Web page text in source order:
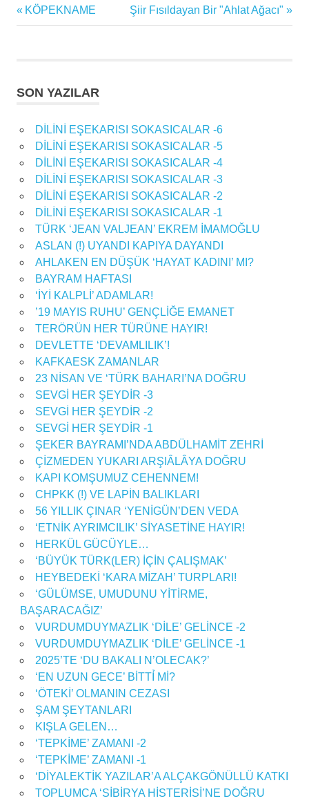
Yazı
Previous
Post:
KÖPEKNAME
Next
Post:
Şiir Fısıldayan Bir "Ahlat Ağacı"
SON YAZILAR
DİLİNİ EŞEKARISI SOKASICALAR -6
DİLİNİ EŞEKARISI SOKASICALAR -5
DİLİNİ EŞEKARISI SOKASICALAR -4
DİLİNİ EŞEKARISI SOKASICALAR -3
DİLİNİ EŞEKARISI SOKASICALAR -2
DİLİNİ EŞEKARISI SOKASICALAR -1
TÜRK ‘JEAN VALJEAN’ EKREM İMAMOĞLU
ASLAN (!) UYANDI KAPIYA DAYANDI
AHLAKEN EN DÜŞÜK ‘HAYAT KADINI’ MI?
BAYRAM HAFTASI
‘İYİ KALPLİ’ ADAMLAR!
’19 MAYIS RUHU’ GENÇLİĞE EMANET
TERÖRÜN HER TÜRÜNE HAYIR!
DEVLETTE ‘DEVAMLILIK’!
KAFKAESK ZAMANLAR
23 NİSAN VE ‘TÜRK BAHARI’NA DOĞRU
SEVGİ HER ŞEYDİR -3
SEVGİ HER ŞEYDİR -2
SEVGİ HER ŞEYDİR -1
ŞEKER BAYRAMI’NDA ABDÜLHAMİT ZEHRİ
ÇİZMEDEN YUKARI ARŞIÂLÂYA DOĞRU
KAPI KOMŞUMUZ CEHENNEM!
CHPKK (!) VE LAPİN BALIKLARI
56 YILLIK ÇINAR ‘YENİGÜN’DEN VEDA
‘ETNİK AYRIMCILIK’ SİYASETİNE HAYIR!
HERKÜL GÜCÜYLE…
‘BÜYÜK TÜRK(LER) İÇİN ÇALIŞMAK’
HEYBEDEKİ ‘KARA MİZAH’ TURPLARI!
‘GÜLÜMSE, UMUDUNU YİTİRME,
BAŞARACAĞIZ’
VURDUMDUYMAZLIK ‘DİLE’ GELİNCE -2
VURDUMDUYMAZLIK ‘DİLE’ GELİNCE -1
2025’TE ‘DU BAKALI N’OLECAK?’
‘EN UZUN GECE’ BİTTỈ Mİ?
‘ÖTEKİ’ OLMANIN CEZASI
ŞAM ŞEYTANLARI
KIŞLA GELEN…
‘TEPKİME’ ZAMANI -2
‘TEPKİME’ ZAMANI -1
‘DİYALEKTİK YAZILAR’A ALÇAKGÖNÜLLÜ KATKI
TOPLUMCA ‘SİBİRYA HİSTERİSİ’NE DOĞRU